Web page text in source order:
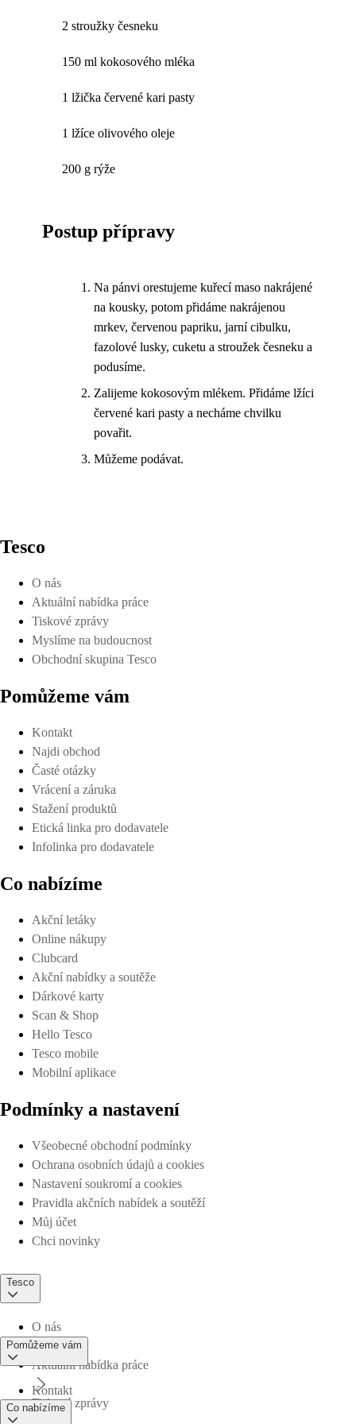
2 stroužky česneku
150 ml kokosového mléka
1 lžička červené kari pasty
1 lžíce olivového oleje
200 g rýže
Postup přípravy
Na pánvi orestujeme kuřecí maso nakrájené
na kousky, potom přidáme nakrájenou
mrkev, červenou papriku, jarní cibulku,
fazolové lusky, cuketu a stroužek česneku a
podusíme.
Zalijeme kokosovým mlékem. Přidáme lžíci
červené kari pasty a necháme chvilku
povařit.
Můžeme podávat.
Tesco
O nás
Aktuální nabídka práce
Tiskové zprávy
Myslíme na budoucnost
Obchodní skupina Tesco
Pomůžeme vám
Kontakt
Najdi obchod
Časté otázky
Vrácení a záruka
Stažení produktů
Etická linka pro dodavatele
Infolinka pro dodavatele
Co nabízíme
Akční letáky
Online nákupy
Clubcard
Akční nabídky a soutěže
Dárkové karty
Scan & Shop
Hello Tesco
Tesco mobile
Mobilní aplikace
Podmínky a nastavení
Všeobecné obchodní podmínky
Ochrana osobních údajů a cookies
Nastavení soukromí a cookies
Pravidla akčních nabídek a soutěží
Můj účet
Chci novinky
Tesco
O nás
Aktuální nabídka práce
Tiskové zprávy
Pomůžeme vám
Kontakt
Co nabízíme